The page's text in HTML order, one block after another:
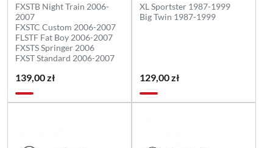
FXSTB Night Train 2006-
2007
FXSTC Custom 2006-2007
FLSTF Fat Boy 2006-2007
FXSTS Springer 2006
FXST Standard 2006-2007
139,00 zł
XL Sportster 1987-1999
Big Twin 1987-1999
129,00 zł